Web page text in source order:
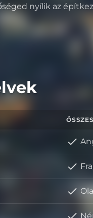
nyílik az